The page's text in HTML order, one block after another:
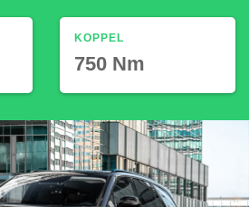
KOPPEL
750 Nm